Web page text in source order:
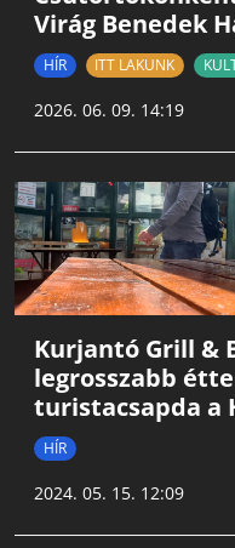
Virág Benedek
HÍR ITT LAKUNK
2026. 06. 09. 14:19
Kurjantó Grill &
legrosszabb
turistacsapda a
HÍR
2024. 05. 15. 12:09